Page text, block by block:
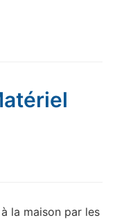
la maison par les